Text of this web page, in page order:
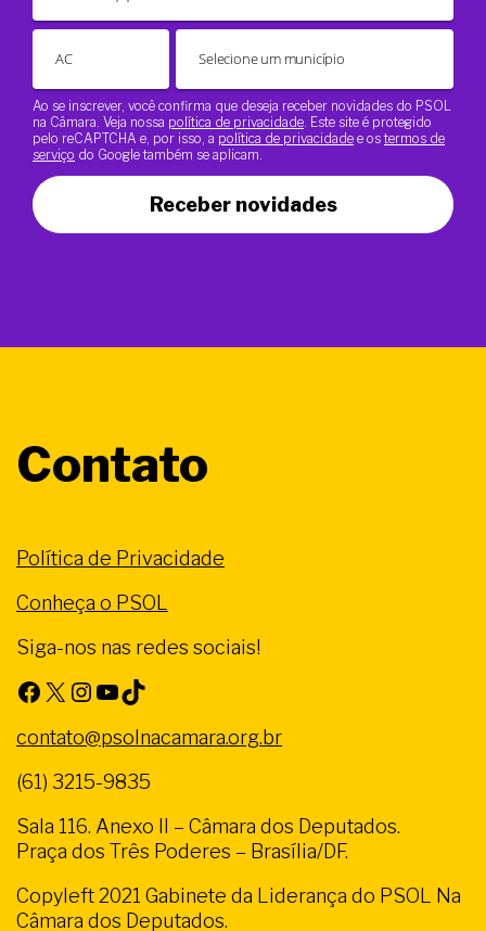
Ao se inscrever, você confirma que deseja receber novidades do PSOL
na Câmara. Veja nossa política de privacidade . Este site é protegido
pelo reCAPTCHA e, por isso, a política de privacidade e os termos de
serviço do Google também se aplicam.
Receber novidades
Contato
Política de Privacidade
Conheça o PSOL
Siga-nos nas redes sociais!
Facebook X Instagram Youtube TikTok
contato@psolnacamara.org.br
(61) 3215-9835
Sala 116. Anexo II – Câmara dos Deputados.
Praça dos Três Poderes – Brasília/DF.
Copyleft 2021 Gabinete da Liderança do PSOL Na
Câmara dos Deputados.